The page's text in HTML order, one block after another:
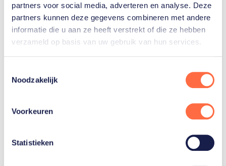
partners voor social media, adverteren en analyse. Deze
partners kunnen deze gegevens combineren met andere
informatie die u aan ze heeft verstrekt of die ze hebben
verzameld op basis van uw gebruik van hun services.
Noodzakelijk
Voorkeuren
Statistieken
van
Domselaar
Toon alle 15
Gerelateerde teams